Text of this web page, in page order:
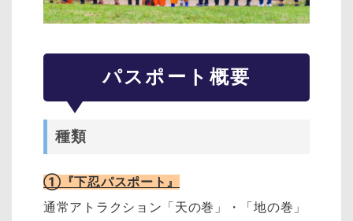
パスポート概要
種類
①『下忍パスポート』
通常アトラクション「天の巻」・「地の巻」